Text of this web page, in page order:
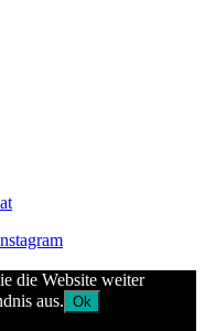
die Website weiter
aus. Ok